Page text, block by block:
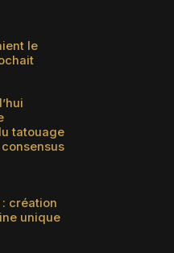
le
tatouage
création
unique